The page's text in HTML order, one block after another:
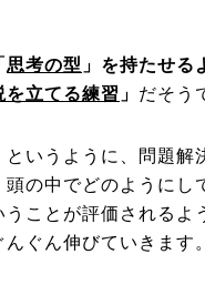
思考の型 」を持たせる
を立てる練習 」 だそう
いうように、問題解
の中でどのようにし
ことが評価されるよ
ぐん伸びていきます。